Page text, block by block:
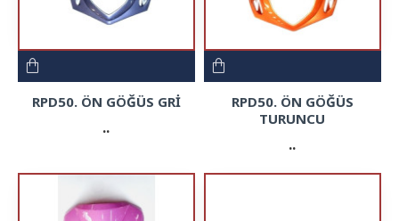
RPD50. ÖN GÖĞÜS GRİ
..
RPD50. ÖN GÖĞÜS
TURUNCU
..